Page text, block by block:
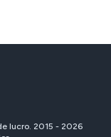
lucro. 2015 - 2026